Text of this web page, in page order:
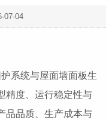
07-04
系统与屋面墙面板生
精度、运行稳定性与
品品质、生产成本与